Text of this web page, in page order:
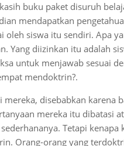
buku paket disuruh
mendapatkan
oleh siswa itu sendiri. Apa
Yang diizinkan itu adalah
untuk menjawab sesuai
mendoktrin?.
mereka, disebabkan
mereka itu dibatasi
Tetapi
Orang-orang yang